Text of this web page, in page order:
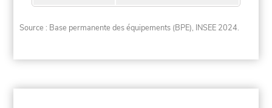
Source : Base permanente des équipements (BPE), INSEE 2024.